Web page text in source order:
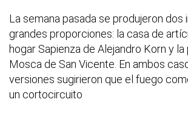
La semana pasada se produjeron dos
grandes proporciones: la casa de
hogar Sapienza de Alejandro Korn y la
Mosca de San Vicente. En ambos
versiones sugirieron que el fuego
un cortocircuito